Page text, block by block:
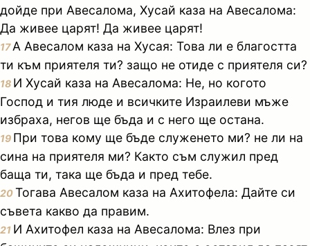
дойде при Авесалома, Хусай каза на Авесалома:
Да живее царят! Да живее царят!
17А Авесалом каза на Хусая: Това ли е благостта
ти към приятеля ти? защо не отиде с приятеля си?
18 И Хусай каза на Авесалома: Не, но когото
Господ и тия люде и всичките Израилеви мъже
избраха, негов ще бъда и с него ще остана.
19 При това кому ще бъде служенето ми? не ли на
сина на приятеля ми? Както съм служил пред
баща ти, така ще бъда и пред тебе.
20Тогава Авесалом каза на Ахитофела: Дайте си
съвета какво да правим.
21 И Ахитофел каза на Авесалома: Влез при